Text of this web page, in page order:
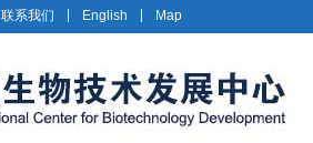
联系我们 English Map